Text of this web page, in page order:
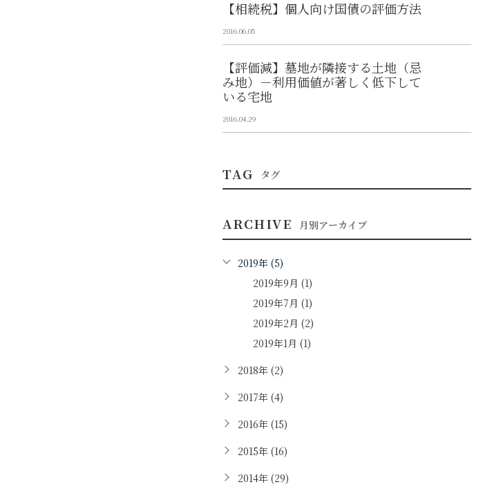
【相続税】個人向け国債の評価方法
2016.06.05
【評価減】墓地が隣接する土地（忌
み地）－利用価値が著しく低下して
いる宅地
2016.04.29
TAG タグ
ARCHIVE 月別アーカイブ
2019年 (5)
2019年9月 (1)
2019年7月 (1)
2019年2月 (2)
2019年1月 (1)
2018年 (2)
2017年 (4)
2016年 (15)
2015年 (16)
2014年 (29)